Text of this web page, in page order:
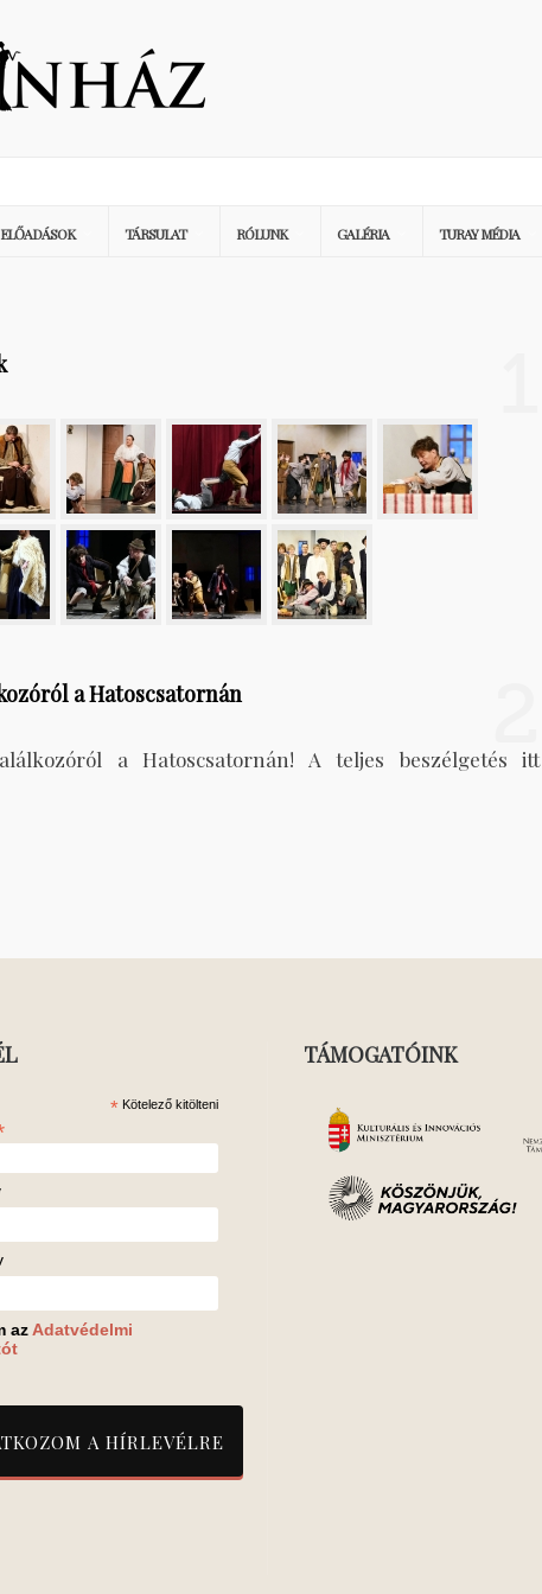
ELŐADÁSOK TÁRSULAT RÓLUNK GALÉRIA TURAY MÉDIA
a Hatoscsatornán
a Hatoscsatornán! A teljes beszélgetés itt
* Kötelező kitölteni
az Adatvédelmi
TÁMOGATÓINK